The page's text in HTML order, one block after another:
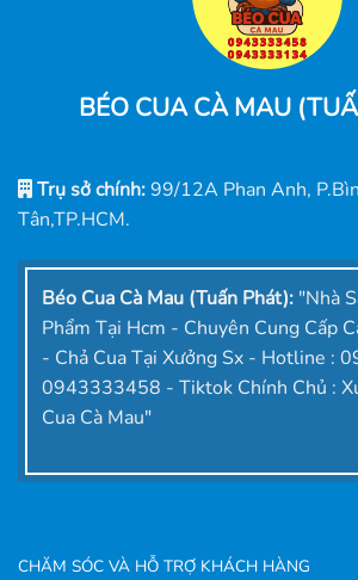
BÉO CUA CÀ MAU
Trụ sở chính:99/12A Phan Anh,
Tân,TP.HCM.
Béo Cua Cà Mau (Tuấn Phát): "Nhà
Phẩm Tại Hcm - Chuyên Cung Cấp
- Chả Cua Tại Xưởng Sx - Hotline :
0943333458 - Tiktok Chính Chủ :
Cua Cà Mau"
CHĂM SÓC VÀ HỖ TRỢ KHÁCH HÀNG